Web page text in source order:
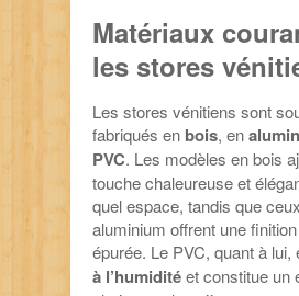
Matériaux
les stores
Les stores vénitiens sont
fabriqués en bois, en
PVC. Les modèles en bois
touche chaleureuse et
quel espace, tandis que
aluminium offrent une
épurée. Le PVC, quant à lui,
à l’humiditéet constitue un